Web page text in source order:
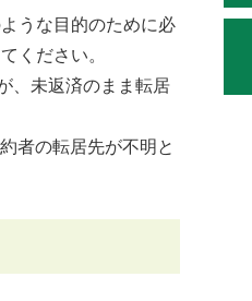
うな目的のために必
ください。
、未返済のまま転居
者の転居先が不明と